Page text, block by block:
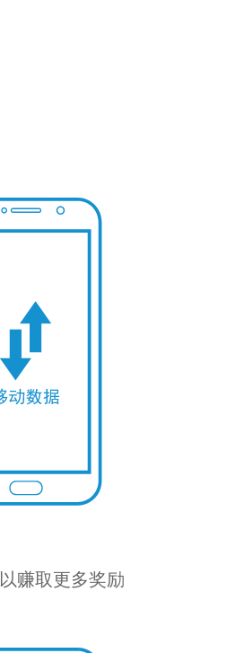
以赚取更多奖励